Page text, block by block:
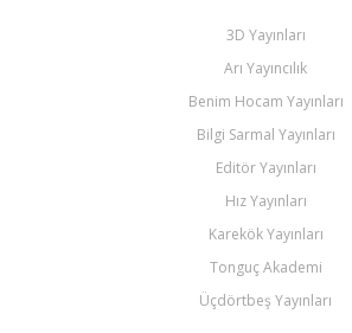
3D Yayınları
Arı Yayıncılık
Benim Hocam Yayınları
Bilgi Sarmal Yayınları
Editör Yayınları
Hız Yayınları
Karekök Yayınları
Tonguç Akademi
Üçdörtbeş Yayınları